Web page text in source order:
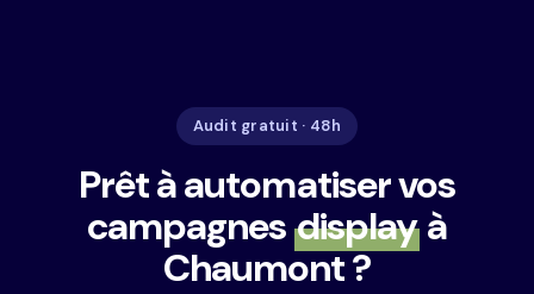
Audit gratuit · 48h
Prêt à automatiser vos
campagnes displayà
Chaumont ?